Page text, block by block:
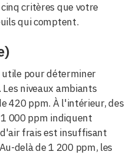
critères que votre
qui comptent.
utile pour déterminer
niveaux ambiants
420 ppm. À l'intérieur, des
000 ppm indiquent
frais est insuffisant
delà de 1 200 ppm, les